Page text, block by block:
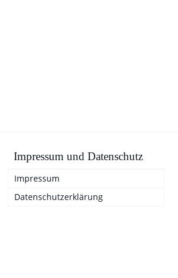
Impressum und Datenschutz
Impressum
Datenschutzerklärung